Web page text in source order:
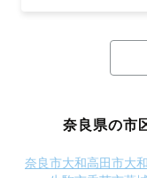
奈良県の市
奈良市大和高田市大